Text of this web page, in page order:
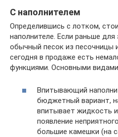
С наполнителем
Определившись с лотком,
наполнителе. Если раньше для
обычный песок из песочницы
сегодня в продаже есть
функциями. Основными
Впитывающий
бюджетный вариант,
впитывает жидкость
появление
большие камешки (на